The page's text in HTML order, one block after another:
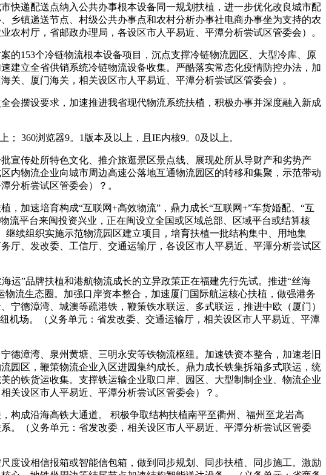
快递配送点纳入公共办事根本设备同一规划扶植，进一步优化改良城市配
乡镇递送节点、村级公共办事点和农村分析办事社电商办事坐为支持的农
村厅，省邮政办理局，各设区市人平易近、平潭分析尝试区管委会）。
153个冷链物流根本设备项目，沉点支撑冷链物流园区、大型冷库、原
建立全省供销系统冷链物流设备收集。严酷落实常态化疫情防控办法，加
、厦门海关，相关设区市人平易近、平潭分析尝试区管委会）。
摆设要求，加速推进我省现代物流系统扶植，积极办事并深度融入新成
360浏览器9。1版本及以上，且IE内核9。0及以上。
传处所特色文化、推介旅逛景区景点线、展现处所从导财产和劣势产
内物流企业向城市周边高速公落地互通物流园区的转移和集聚，示范带动
分析尝试区管委会）？。
加速培育构成“互联网+高效物流”，鼎力成长“互联网+”车货婚配、“互
流平台来闽投资兴业，正在闽设立全国或区域总部、区域平台或结算核
续组织实施示范物流园区建立项目，培育扶植一批结构集中、用地集
厅、发改委、工信厅、交通运输厅，各设区市人平易近、平潭分析尝试区
”品牌扶植和港航物流成长的立异政策正在福建先行先试。推进“丝海
流生态圈。加强口岸资本整合，加速厦门国际航运核心扶植，做强港务
德漳湾、城澳等疏港铁，鞭策铁水联运、多式联运，推进中欧（厦门）
机场。（义务单元：省发改委、交通运输厅，相关设区市人平易近、平潭
漳湾、泉州黄塘、三明永安等铁物流枢纽。加速铁资本整合，加速老旧
园区，鞭策物流企业入区进园集约成长。鼎力成长铁集拆箱多式联运，统
的铁货运收集。支撑铁运输企业取口岸、园区、大型制制企业、物流企业
关设区市人平易近、平潭分析尝试区管委会）？。
成沿海高铁大通道。 积极争取结构扶植南平至衢州、福州至龙岩高
。（义务单元：省发改委，相关设区市人平易近、平潭分析尝试区管委
设相信报箱或智能信包箱，做到同步规划、同步扶植、同步施工。激励